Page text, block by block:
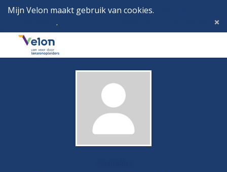
Mijn Velon maakt gebruik van cookies.
.
Menu